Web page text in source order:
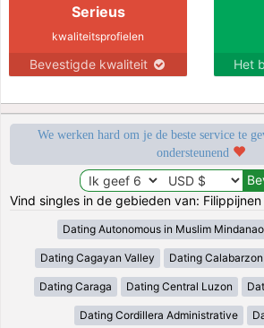
Serieus
kwaliteitsprofielen
Bevestigde kwaliteit Het
We werken hard om je de beste service te
ondersteunend
Vind singles in de gebieden van: Filippijnen
Dating Autonomous in Muslim Mindanao
Dating Cagayan Valley Dating Calabarzon
Dating Caraga Dating Central Luzon
Dating Cordillera Administrative